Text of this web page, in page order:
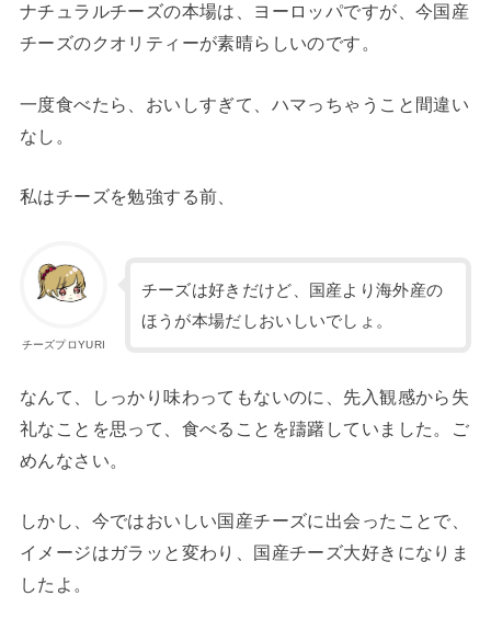
ナチュラルチーズの本場は、ヨーロッパですが、今国産
チーズのクオリティーが素晴らしいのです。
一度食べたら、おいしすぎて、ハマっちゃうこと間違い
なし。
私はチーズを勉強する前、
チーズプロYURI
チーズは好きだけど、国産より海外産の
ほうが本場だしおいしいでしょ。
なんて、しっかり味わってもないのに、先入観感から失
礼なことを思って、食べることを躊躇していました。ご
めんなさい。
しかし、今ではおいしい国産チーズに出会ったことで、
イメージはガラッと変わり、国産チーズ大好きになりま
したよ。